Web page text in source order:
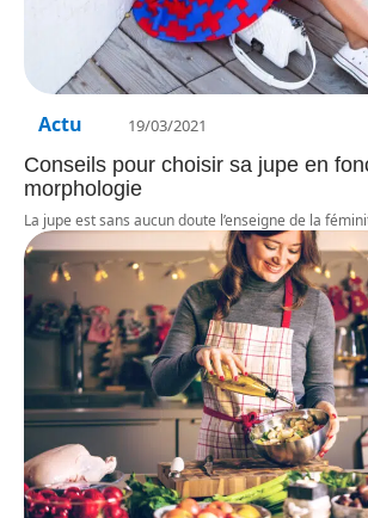
Actu 19/03/2021
Conseils pour choisir sa jupe en
morphologie
La jupe est sans aucun doute l’enseigne de la